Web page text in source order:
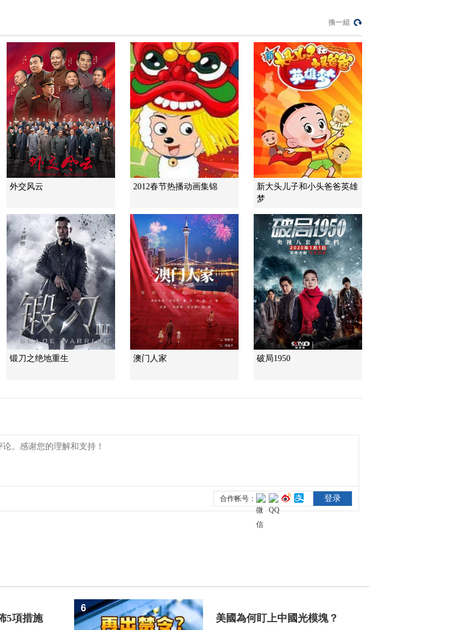
間亂象
法治在線
“AI雙星”上空有何新本
領？
共同關注
百年潮起 再現張謇傳
生財有道
換一組
外交风云 2012春节热播动画集锦
新大头儿子和小头爸爸英雄
梦
锻刀之绝地重生 澳门人家 破局1950
5項措施 美國為何盯上中國光模塊？
6